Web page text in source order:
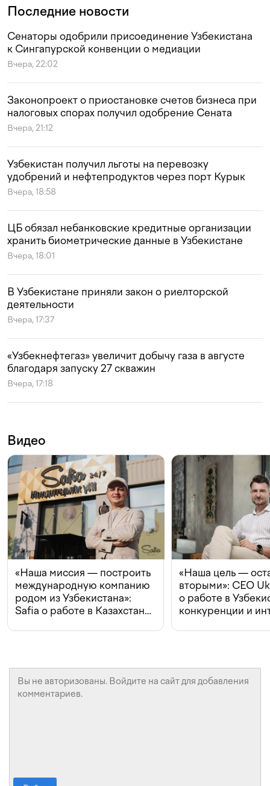
Последние новости
Сенаторы одобрили присоединение Узбекистана
к Сингапурской конвенции о медиации
Вчера, 22:02
Законопроект о приостановке счетов бизнеса при
налоговых спорах получил одобрение Сената
Вчера, 21:12
Узбекистан получил льготы на перевозку
удобрений и нефтепродуктов через порт Курык
Вчера, 18:58
ЦБ обязал небанковские кредитные организации
хранить биометрические данные в Узбекистане
Вчера, 18:01
В Узбекистане приняли закон о риелторской
деятельности
Вчера, 17:37
«Узбекнефтегаз» увеличит добычу газа в августе
благодаря запуску 27 скважин
Вчера, 17:18
Видео
«Наша миссия — построить
международную компанию
родом из Узбекистана»:
Safia о работе в Казахстане,
«Наша цель —
вторыми»: CEO
о работе в
конкуренции и